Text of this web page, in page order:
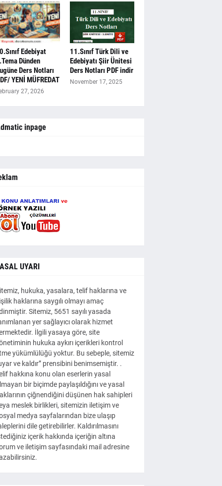
Edebiyat
Dünden
Ders Notları
YENİ MÜFREDAT
27, 2026
11.Sınıf Türk Dili ve
Edebiyatı Şiir Ünitesi
Ders Notları PDF indir
November 17, 2025
inpage
UYARI
hukuka, yasalara, telif haklarına ve
haklarına saygılı olmayı amaç
Sitemiz, 5651 sayılı yasada
yer sağlayıcı olarak hizmet
İlgili yasaya göre, site
hukuka aykırı içerikleri kontrol
yükümlülüğü yoktur. Bu sebeple, sitemiz
ve kaldır” prensibini benimsemiştir. .
hakkına konu olan eserlerin yasal
bir biçimde paylaşıldığını ve yasal
çiğnendiğini düşünen hak sahipleri
meslek birlikleri, sitemizin iletişim ve
medya sayfalarından bize ulaşıp
dile getirebilirler. Kaldırılmasını
içerik hakkında içeriğin altına
ve iletişim sayfasındaki mail adresine